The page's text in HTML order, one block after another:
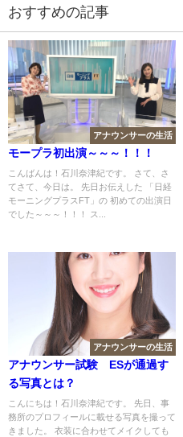
おすすめの記事
アナウンサーの生活
モープラ初出演～～～！！！
こんばんは！石川奈津紀です。 さて、さ
てさて、今日は。 先日お伝えした 「日経
モーニングプラスFT」の 初めての出演日
でした～～～！！！ ス...
アナウンサーの生活
アナウンサー試験 ESが通過す
る写真とは？
こんにちは！石川奈津紀です。 先日、事
務所のプロフィールに載せる写真を撮って
きました。 衣装に合わせてメイクしても